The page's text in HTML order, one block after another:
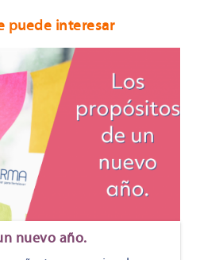
puede interesar
nuevo año.